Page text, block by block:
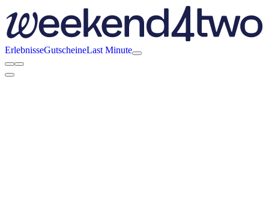
ErlebnisseGutscheineLast Minute